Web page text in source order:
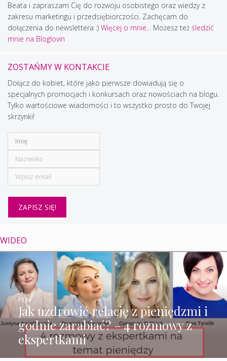
Beata i zapraszam Cię do rozwoju osobistego oraz wiedzy z
zakresu marketingu i przedsiębiorczości. Zachęcam do
dołączenia do newslettera :) Więcej o mnie... Możesz też śledzić
mnie na Bloglovin
ZOSTAŃMY W KONTAKCIE
Dołącz do kobiet, które jako pierwsze dowiadują się o
specjalnych promocjach i konkursach oraz nowościach na blogu.
Tylko wartościowe wiadomości i to wszystko prosto do Twojej
skrzynki!
WIDEO
Jak uzdrowić relację z pieniędzmi i
godnie zarabiać? – 4 rozmowy z
ekspertkami
FILM